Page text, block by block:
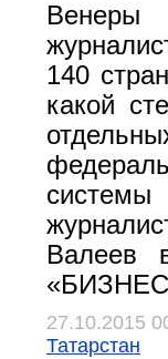
Венеры
140
какой
Валеев
«БИЗНЕС
27.10.2015
Татарстан